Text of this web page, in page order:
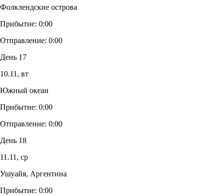
Фолклендские острова
Прибытие: 0:00
Отправление: 0:00
День 17
10.11, вт
Южный океан
Прибытие: 0:00
Отправление: 0:00
День 18
11.11, ср
Ушуайя, Аргентина
Прибытие: 0:00